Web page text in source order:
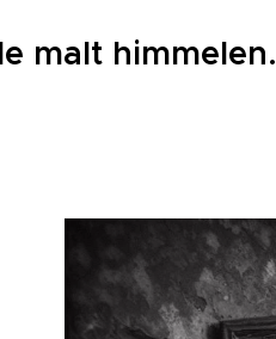
malt himmelen.